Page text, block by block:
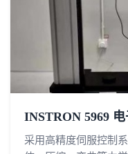
INSTRON 5969
采用高精度伺服控制